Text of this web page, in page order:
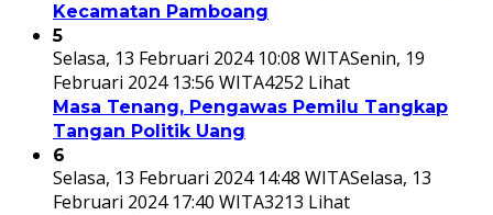
Kecamatan Pamboang
5
Selasa, 13 Februari 2024 10:08 WITASenin, 19
Februari 2024 13:56 WITA4252 Lihat
Masa Tenang, Pengawas Pemilu Tangkap
Tangan Politik Uang
6
Selasa, 13 Februari 2024 14:48 WITASelasa, 13
Februari 2024 17:40 WITA3213 Lihat